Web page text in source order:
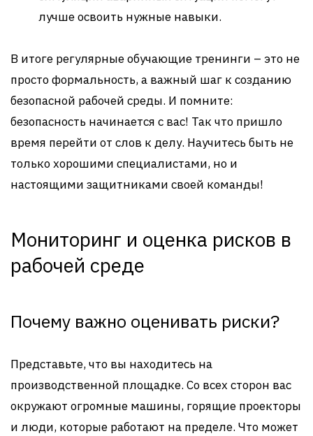
лучше освоить нужные навыки.
В итоге регулярные обучающие тренинги – это не
просто формальность, а важный шаг к созданию
безопасной рабочей среды. И помните:
безопасность начинается с вас! Так что пришло
время перейти от слов к делу. Научитесь быть не
только хорошими специалистами, но и
настоящими защитниками своей команды!
Мониторинг и оценка рисков в
рабочей среде
Почему важно оценивать риски?
Представьте, что вы находитесь на
производственной площадке. Со всех сторон вас
окружают огромные машины, горящие проекторы
и люди, которые работают на пределе. Что может